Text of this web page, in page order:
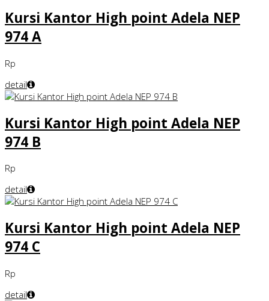
Kursi Kantor High point Adela NEP
974 A
Rp
detail
Kursi Kantor High point Adela NEP
974 B
Rp
detail
Kursi Kantor High point Adela NEP
974 C
Rp
detail